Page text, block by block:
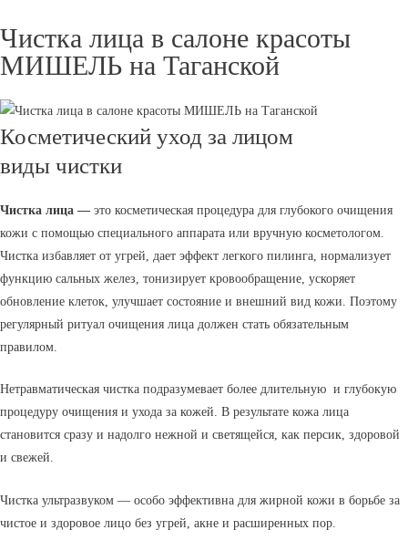
Чистка лица в салоне красоты
МИШЕЛЬ на Таганской
Косметический уход за лицом
виды чистки
Чистка лица — это косметическая процедура для глубокого очищения
кожи с помощью специального аппарата или вручную косметологом.
Чистка избавляет от угрей, дает эффект легкого пилинга, нормализует
функцию сальных желез, тонизирует кровообращение, ускоряет
обновление клеток, улучшает состояние и внешний вид кожи. Поэтому
регулярный ритуал очищения лица должен стать обязательным
правилом.
Нетравматическая чистка подразумевает более длительную и глубокую
процедуру очищения и ухода за кожей. В результате кожа лица
становится сразу и надолго нежной и светящейся, как персик, здоровой
и свежей.
Чистка ультразвуком — особо эффективна для жирной кожи в борьбе за
чистое и здоровое лицо без угрей, акне и расширенных пор.